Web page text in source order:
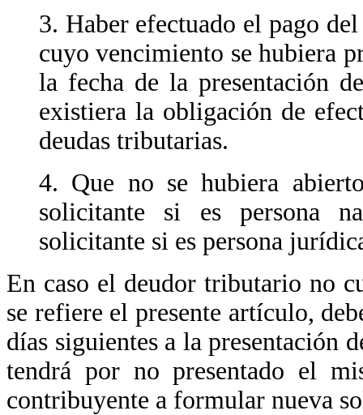
3. Haber efectuado el pago
cuyo vencimiento se hubiera
la fecha de la presentación
existiera la obligación de
deudas tributarias.
4. Que no se hubiera
solicitante si es persona
solicitante si es persona
En caso el deudor tributario no
se refiere el presente artículo,
días siguientes a la presentación
tendrá por no presentado el
contribuyente a formular nueva